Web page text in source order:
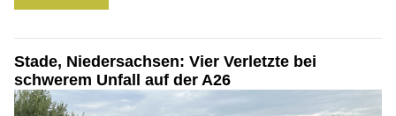
Stade, Niedersachsen: Vier Verletzte bei
schwerem Unfall auf der A26